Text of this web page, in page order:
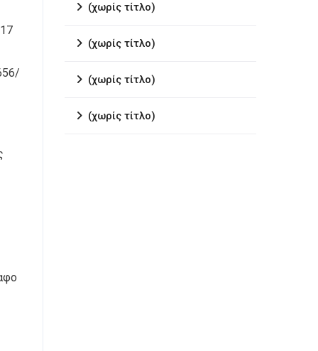
(χωρίς τίτλο)
(χωρίς τίτλο)
(χωρίς τίτλο)
(χωρίς τίτλο)